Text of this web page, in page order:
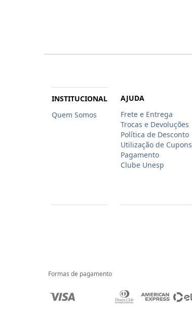
INSTITUCIONAL
Quem Somos
AJUDA
Frete e Entrega
Trocas e Devoluções
Política de Desconto
Utilização de Cupons
Pagamento
Clube Unesp
Formas de pagamento